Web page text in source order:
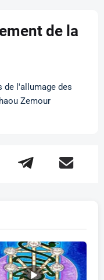
de la
de l'allumage des
Zemour